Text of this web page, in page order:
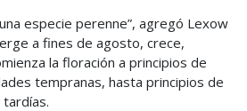
especie perenne”, agregó Lexow
a fines de agosto, crece,
la floración a principios de
tempranas, hasta principios de